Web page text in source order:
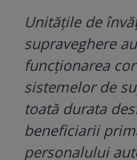
Unitățile de
supraveghere
funcționarea
sistemelor de
toată durata
beneficiarii
personalului